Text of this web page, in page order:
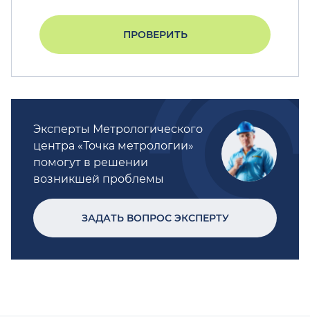
ПРОВЕРИТЬ
Эксперты Метрологического
центра «Точка метрологии»
помогут в решении
возникшей проблемы
ЗАДАТЬ ВОПРОС ЭКСПЕРТУ